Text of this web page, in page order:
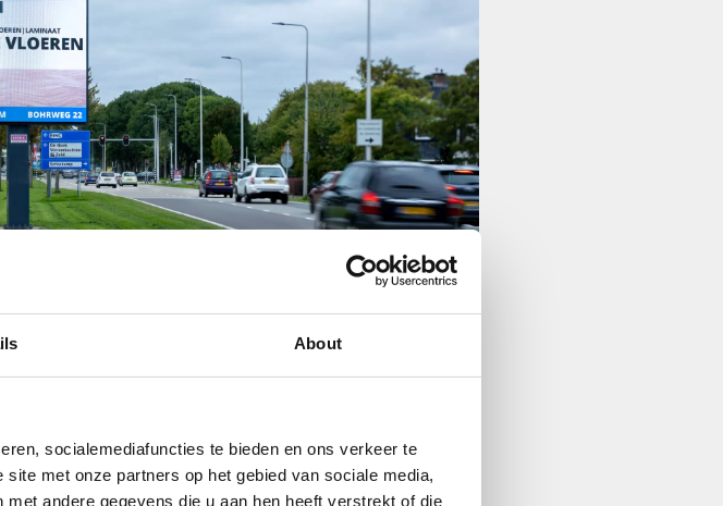
About
socialemediafuncties te bieden en ons verkeer te
met onze partners op het gebied van sociale media,
andere gegevens die u aan hen heeft verstrekt of die
inspeelt op lokale gebeurtenissen, nieuws en cultuur.